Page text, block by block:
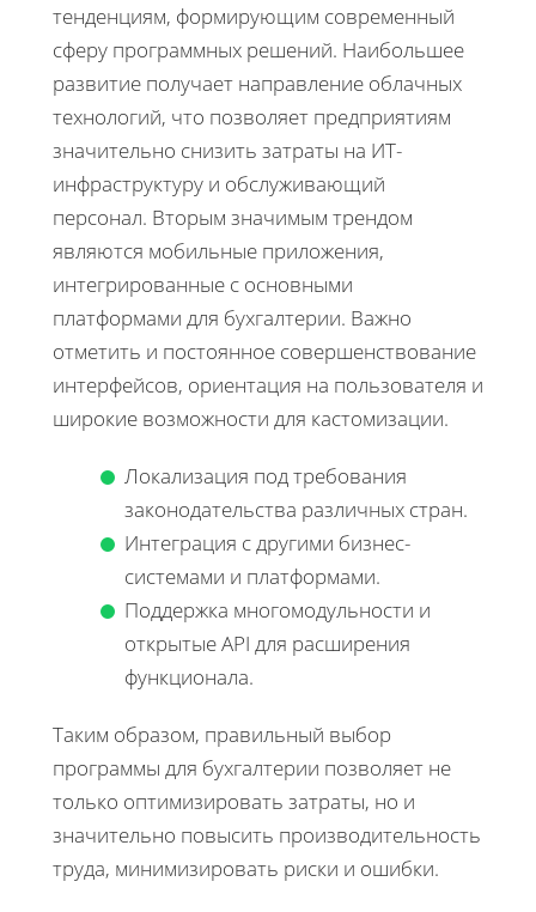
тенденциям, формирующим современный
сферу программных решений. Наибольшее
развитие получает направление облачных
технологий, что позволяет предприятиям
значительно снизить затраты на ИТ-
инфраструктуру и обслуживающий
персонал. Вторым значимым трендом
являются мобильные приложения,
интегрированные с основными
платформами для бухгалтерии. Важно
отметить и постоянное совершенствование
интерфейсов, ориентация на пользователя и
широкие возможности для кастомизации.
Локализация под требования
законодательства различных стран.
Интеграция с другими бизнес-
системами и платформами.
Поддержка многомодульности и
открытые API для расширения
функционала.
Таким образом, правильный выбор
программы для бухгалтерии позволяет не
только оптимизировать затраты, но и
значительно повысить производительность
труда, минимизировать риски и ошибки.